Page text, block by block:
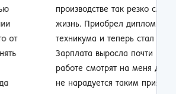
резко смогу изменить свою
диплом об окончании заочно
стал мастером смены.
почти в 2 раза, ребята на
на меня другими глазами. Жена
таким приятным переменам.